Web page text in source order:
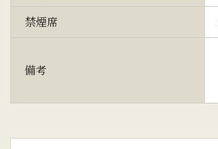
禁煙席
備考